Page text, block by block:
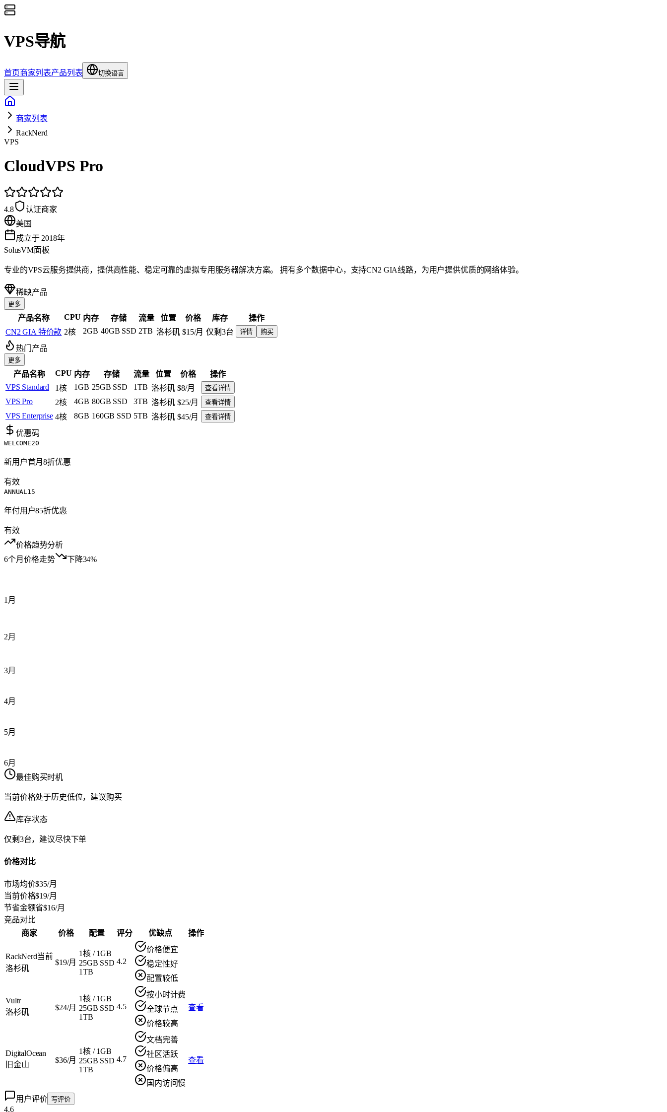
VPS导航
首页商家列表产品列表 切换语言
商家列表
RackNerd
VPS
CloudVPS Pro
4.8
认证商家
美国
成立于 2018年
SolusVM面板
专业的VPS云服务提供商，提供高性能、稳定可靠的虚拟专用服务器解决方案。 拥有多个数据中心，支持CN2 GIA线路，为用户提供优质的网络体验。
稀缺产品
更多
产品名称 CPU 内存 存储 流量 位置 价格 库存
操作
CN2 GIA 特价款 2核 2GB 40GB SSD 2TB 洛杉矶 $15/月 仅剩3台 详情 购买
热门产品
更多
产品名称 CPU 内存 存储 流量 位置 价格
操作
VPS Standard
1核 1GB 25GB SSD 1TB 洛杉矶 $8/月 查看详情
VPS Pro 2核 4GB 80GB SSD 3TB 洛杉矶 $25/月 查看详情
VPS Enterprise 4核 8GB 160GB SSD 5TB 洛杉矶 $45/月 查看详情
优惠码
WELCOME20
新用户首月8折优惠
有效
ANNUAL15
年付用户85折优惠
有效
价格趋势分析
6个月价格走势
下降34%
1月
2月
3月
4月
5月
6月
最佳购买时机
当前价格处于历史低位，建议购买
库存状态
仅剩3台，建议尽快下单
价格对比
市场均价$35/月
当前价格$19/月
节省金额省$16/月
竞品对比
商家
价格 配置 评分 优缺点 操作
RackNerd当前
洛杉矶
$19/月
1核/1GB
25GB SSD
1TB
4.2
价格便宜
稳定性好
配置较低
Vultr
洛杉矶
$24/月
1核/1GB
25GB SSD
1TB
4.5
按小时计费
全球节点
价格较高
查看
DigitalOcean
旧金山
$36/月
1核/1GB
25GB SSD
1TB
4.7
文档完善
社区活跃
价格偏高
国内访问慢
查看
用户评价 写评价
4.6